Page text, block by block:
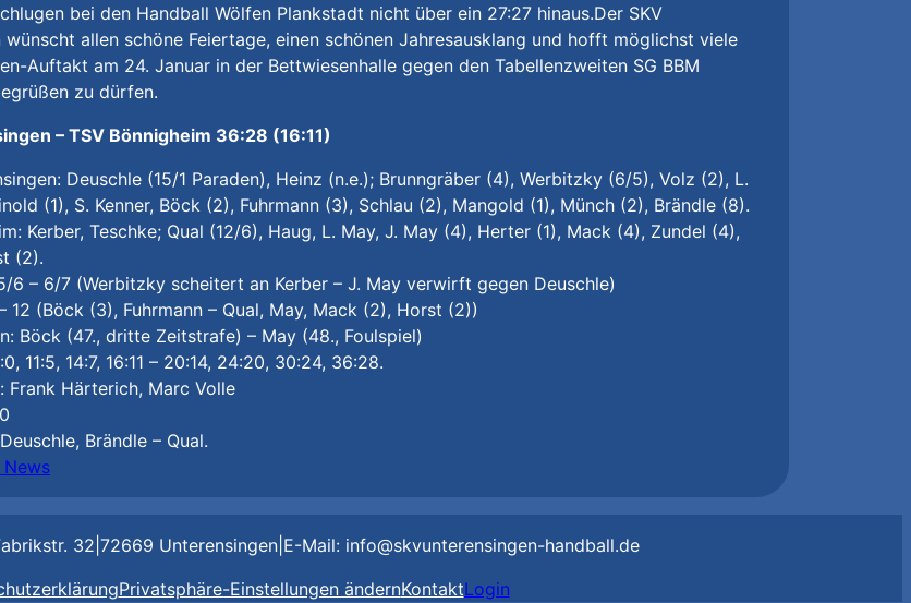
bei den Handball Wölfen Plankstadt nicht über ein 27:27 hinaus.Der SKV
wünscht allen schöne Feiertage, einen schönen Jahresausklang und hofft möglichst viele
Auftakt am 24. Januar in der Bettwiesenhalle gegen den Tabellenzweiten SG BBM
zu dürfen.
– TSV Bönnigheim 36:28 (16:11)
Deuschle (15/1 Paraden), Heinz (n.e.); Brunngräber (4), Werbitzky (6/5), Volz (2), L.
(1), S. Kenner, Böck (2), Fuhrmann (3), Schlau (2), Mangold (1), Münch (2), Brändle (8).
Kerber, Teschke; Qual (12/6), Haug, L. May, J. May (4), Herter (1), Mack (4), Zundel (4),
(2).
6 – 6/7 (Werbitzky scheitert an Kerber – J. May verwirft gegen Deuschle)
12 (Böck (3), Fuhrmann – Qual, May, Mack (2), Horst (2))
Böck (47., dritte Zeitstrafe) – May (48., Foulspiel)
11:5, 14:7, 16:11 – 20:14, 24:20, 30:24, 36:28.
Frank Härterich, Marc Volle
Brändle – Qual.
32 72669 Unterensingen| E-Mail: info@skvunterensingen-handball.de
Privatsphäre-Einstellungen ändernKontaktLogin